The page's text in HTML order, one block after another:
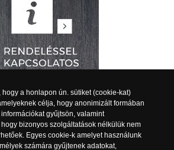
hogy a honlapon ún. sütiket (cookie-kat)
célja, hogy anonimizált formában
információkat gyűjtsön, valamint
bizonyos szolgáltatások nélkülük nem
Egyes cookie-k amelyet használunk
számára gyűjtenek adatokat,